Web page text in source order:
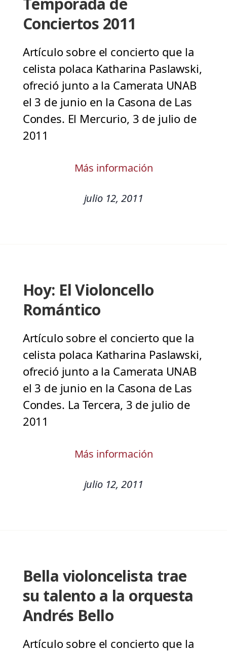
Conciertos 2011
Artículo sobre el concierto que la
celista polaca Katharina Paslawski,
ofreció junto a la Camerata UNAB
el 3 de junio en la Casona de Las
Condes. El Mercurio, 3 de julio de
2011
Más información
julio 12, 2011
Hoy: El Violoncello
Romántico
Artículo sobre el concierto que la
celista polaca Katharina Paslawski,
ofreció junto a la Camerata UNAB
el 3 de junio en la Casona de Las
Condes. La Tercera, 3 de julio de
2011
Más información
julio 12, 2011
Bella violoncelista trae
su talento a la orquesta
Andrés Bello
Artículo sobre el concierto que la